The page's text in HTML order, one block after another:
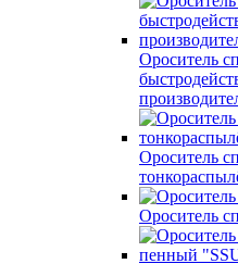
Ороситель
Ороситель
Ороситель